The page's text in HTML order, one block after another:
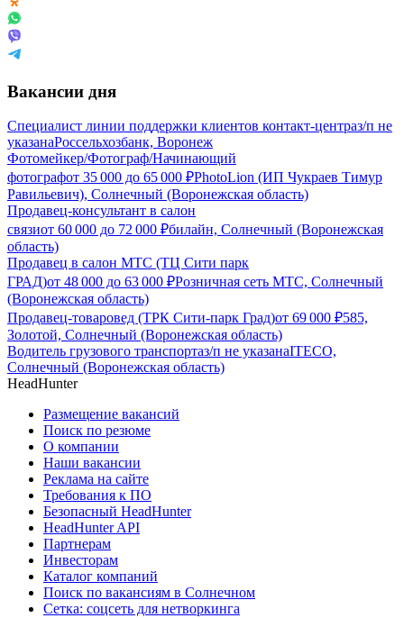
Вакансии дня
Специалист линии поддержки клиентов контакт-центраз/п не
указанаРоссельхозбанк, Воронеж
Фотомейкер/Фотограф/Начинающий
фотографот 35 000 до 65 000 ₽PhotoLion (ИП Чукраев Тимур
Равильевич), Солнечный (Воронежская область)
Продавец-консультант в салон
связиот 60 000 до 72 000 ₽билайн, Солнечный (Воронежская
область)
Продавец в салон МТС (ТЦ Сити парк
ГРАД)от 48 000 до 63 000 ₽Розничная сеть МТС, Солнечный
(Воронежская область)
Продавец-товаровед (ТРК Сити-парк Град)от 69 000 ₽585,
Золотой, Солнечный (Воронежская область)
Водитель грузового транспортаз/п не указанаITECO,
Солнечный (Воронежская область)
HeadHunter
Размещение вакансий
Поиск по резюме
О компании
Наши вакансии
Реклама на сайте
Требования к ПО
Безопасный HeadHunter
HeadHunter API
Партнерам
Инвесторам
Каталог компаний
Поиск по вакансиям в Солнечном
Сетка: соцсеть для нетворкинга